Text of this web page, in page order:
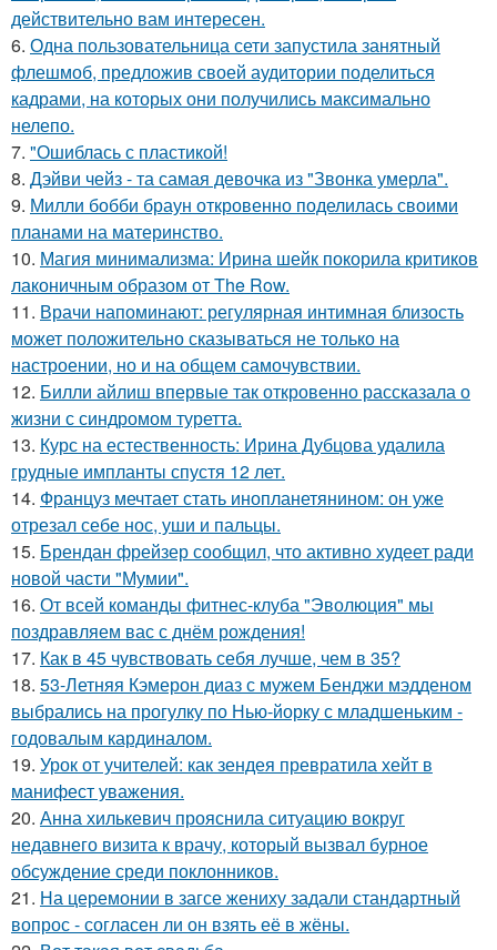
действительно вам интересен.
6. Одна пользовательница сети запустила занятный
флешмоб, предложив своей аудитории поделиться
кадрами, на которых они получились максимально
нелепо.
7. "Ошиблась с пластикой!
8. Дэйви чейз - та самая девочка из "Звонка умерла".
9. Милли бобби браун откровенно поделилась своими
планами на материнство.
10. Магия минимализма: Ирина шейк покорила критиков
лаконичным образом от The Row.
11. Врачи напоминают: регулярная интимная близость
может положительно сказываться не только на
настроении, но и на общем самочувствии.
12. Билли айлиш впервые так откровенно рассказала о
жизни с синдромом туретта.
13. Курс на естественность: Ирина Дубцова удалила
грудные импланты спустя 12 лет.
14. Француз мечтает стать инопланетянином: он уже
отрезал себе нос, уши и пальцы.
15. Брендан фрейзер сообщил, что активно худеет ради
новой части "Мумии".
16. От всей команды фитнес-клуба "Эволюция" мы
поздравляем вас с днём рождения!
17. Как в 45 чувствовать себя лучше, чем в 35?
18. 53-Летняя Кэмерон диаз с мужем Бенджи мэдденом
выбрались на прогулку по Нью-йорку с младшеньким -
годовалым кардиналом.
19. Урок от учителей: как зендея превратила хейт в
манифест уважения.
20. Анна хилькевич прояснила ситуацию вокруг
недавнего визита к врачу, который вызвал бурное
обсуждение среди поклонников.
21. На церемонии в загсе жениху задали стандартный
вопрос - согласен ли он взять её в жёны.